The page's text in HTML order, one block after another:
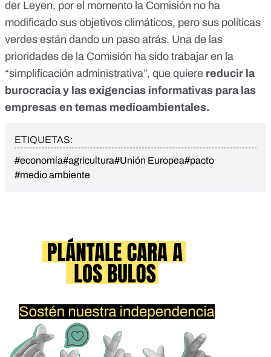
der Leyen, por el momento la Comisión no ha
modificado sus objetivos climáticos, pero sus políticas
verdes están dando un paso atrás. Una de las
prioridades de la Comisión ha sido trabajar en la
“simplificación administrativa”, que quiere reducir la
burocracia y las exigencias informativas para las
empresas en temas medioambientales.
ETIQUETAS:
#economía#agricultura#Unión Europea#pacto
#medio ambiente